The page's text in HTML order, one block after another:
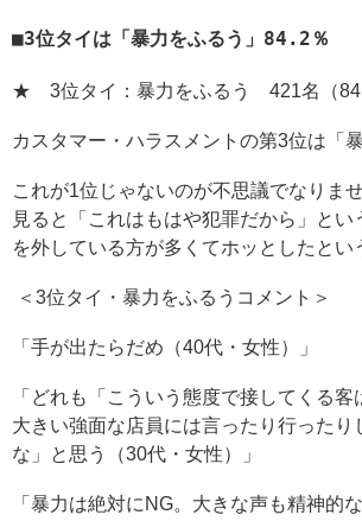
3位タイは「暴力をふるう」84.2％
★ 3位タイ：暴力をふるう 421名（
カスタマー・ハラスメントの第3位は「
これが1位じゃないのが不思議でなりま
見ると「これはもはや犯罪だから」とい
を外している方が多くてホッとしたとい
＜3位タイ・暴力をふるうコメント＞
「手が出たらだめ（40代・女性）」
「どれも「こういう態度で接してくる
大きい強面な店員には言ったり行ったり
な」と思う（30代・女性）」
「暴力は絶対にNG。大きな声も精神的